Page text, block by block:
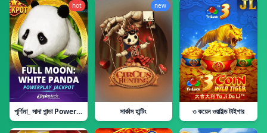
পূর্ণিমা_ সাদা পান্ডা PowerPlay জ্যাকপট
hot
সার্কাস হান্টিং
new
৩ কয়েন ওয়াইল্ড টাইগার